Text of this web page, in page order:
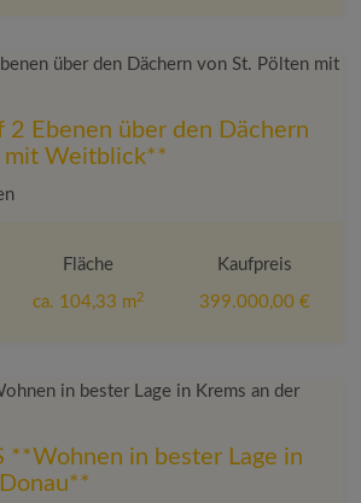
2 Ebenen über den Dächern
mit Weitblick**
Fläche
ca. 104,33 m2
Kaufpreis
399.000,00 €
**Wohnen in bester Lage in